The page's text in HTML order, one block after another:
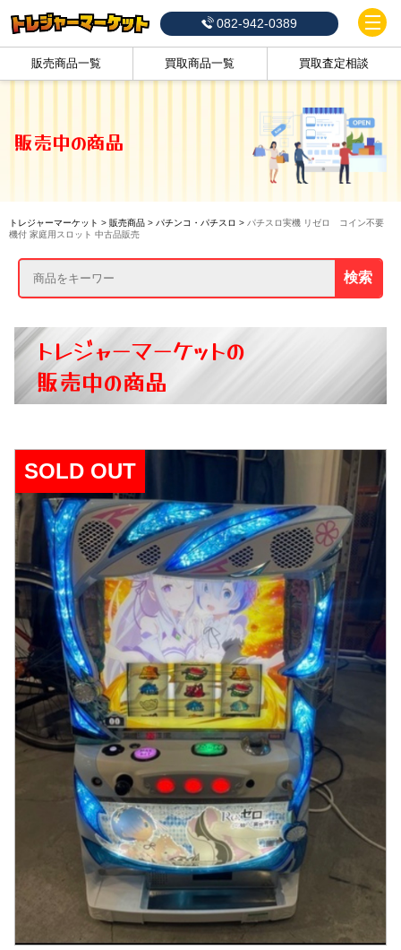
082-942-0389
販売商品一覧 買取商品一覧 買取査定相談
販売中の商品
トレジャーマーケット > 販売商品> パチンコ・パチスロ > パチスロ実機 リゼロ コイン不要
機付 家庭用スロット 中古品販売
検索
トレジャーマーケットの
販売中の商品
SOLD OUT